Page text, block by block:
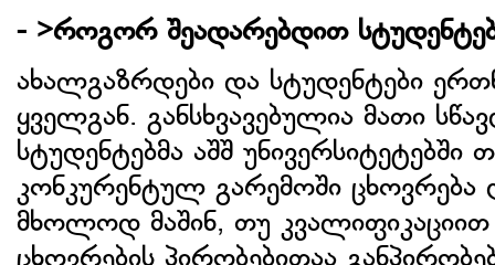
- >როგორ შეადარებდით
ახალგაზრდები და სტუდენტები
ყველგან. განსხვავებულია მათი
სტუდენტებმა აშშ უნივერსიტეტებში
კონკურენტულ გარემოში ცხოვრება
მხოლოდ მაშინ, თუ კვალიფიკაციით